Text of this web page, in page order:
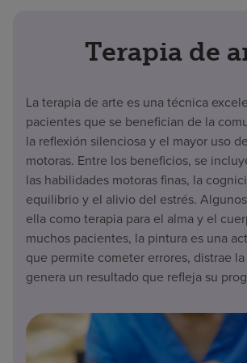
Terapia de
La terapia de arte es una técnica
pacientes que se benefician de la
la reflexión silenciosa y el mayor uso
motoras. Entre los beneficios, se
las habilidades motoras finas, la
equilibrio y el alivio del estrés.
ella como terapia para el alma y el
muchos pacientes, la pintura es una
que permite cometer errores, distrae
genera un resultado que refleja su